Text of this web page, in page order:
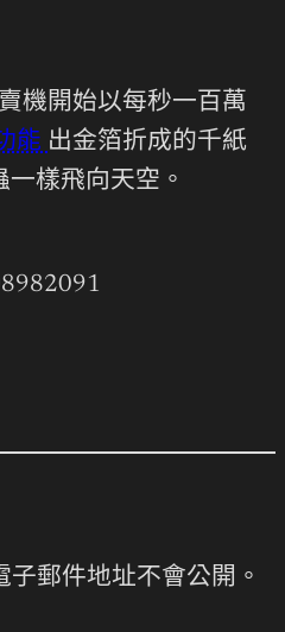
機開始以每秒一百萬
能 出金箔折成的千紙
樣飛向天空。
郵件地址不會公開。